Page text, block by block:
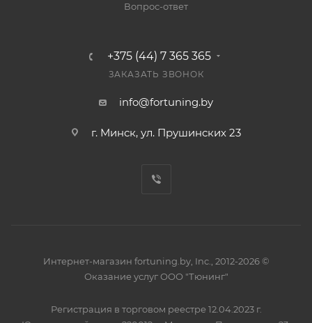
Вопрос-ответ
+375 (44) 7 365 365
ЗАКАЗАТЬ ЗВОНОК
info@fortuning.by
г. Минск, ул. Прушинских 23
Интернет-магазин fortuning.by, Inc., 2012-2026 ©
Оказание услуг ООО "Тюнинг"
Регистрация в торговом реестре 12.04.2023 г.